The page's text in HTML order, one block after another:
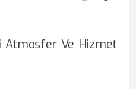
Atmosfer Ve Hizmet